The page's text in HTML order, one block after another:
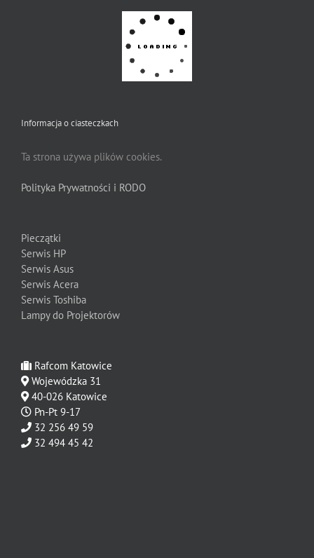
Informacja o ciasteczkach
Ta strona używa plików cookies.
Polityka Prywatności i RODO
Pieczątki
Serwis HP
Serwis Asus
Serwis Acera
Serwis Toshiba
Lampy do Projektorów
Rafcom Katowice
Wojewódzka 31
40-026 Katowice
Pn-Pt 9-17
32 256 49 59
32 494 45 42